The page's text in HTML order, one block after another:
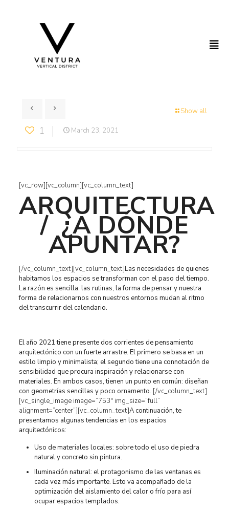
Show all
1 March 23, 2021
[vc_row][vc_column][vc_column_text]
ARQUITECTURA
/¿A DÓNDE
APUNTAR?
[/vc_column_text][vc_column_text]Las necesidades de quienes
habitamos los espacios se transforman con el paso del tiempo.
La razón es sencilla: las rutinas, la forma de pensar y nuestra
forma de relacionarnos con nuestros entornos mudan al ritmo
del transcurrir del calendario.
El año 2021 tiene presente dos corrientes de pensamiento
arquitectónico con un fuerte arrastre. El primero se basa en un
estilo limpio y minimalista; el segundo tiene una connotación de
sensibilidad que procura inspiración y relacionarse con
materiales. En ambos casos, tienen un punto en común: diseñan
con geometrías sencillas y poco ornamento. [/vc_column_text]
[vc_single_image image=”753″ img_size=”full”
alignment=”center”][vc_column_text]A continuación, te
presentamos algunas tendencias en los espacios
arquitectónicos:
Uso de materiales locales: sobre todo el uso de piedra
natural y concreto sin pintura.
Iluminación natural: el protagonismo de las ventanas es
cada vez más importante. Esto va acompañado de la
optimización del aislamiento del calor o frío para así
ocupar espacios templados.